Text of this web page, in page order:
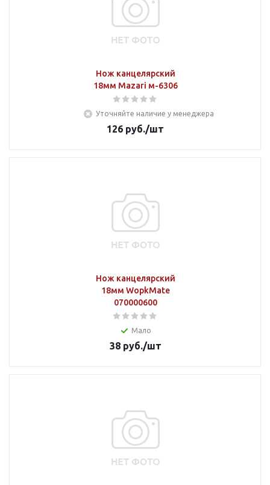
Нож канцелярский
18мм Mazari м-6306
Уточняйте наличие у менеджера
126 руб./шт
Нож канцелярский
18мм WopkMate
070000600
Мало
38руб./шт